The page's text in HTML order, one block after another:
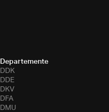
Departemente
DDK
DDE
DKV
DFA
DMU